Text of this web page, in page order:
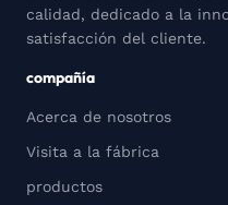
calidad, dedicado a la
satisfacción del cliente.
compañía
Acerca de nosotros
Visita a la fábrica
productos